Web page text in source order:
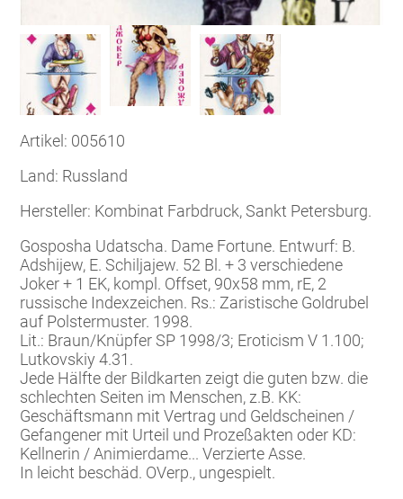
Artikel: 005610
Land: Russland
Hersteller: Kombinat Farbdruck, Sankt Petersburg.
Gosposha Udatscha. Dame Fortune. Entwurf: B.
Adshijew, E. Schiljajew. 52 Bl. + 3 verschiedene
Joker + 1 EK, kompl. Offset, 90x58 mm, rE, 2
russische Indexzeichen. Rs.: Zaristische Goldrubel
auf Polstermuster. 1998.
Lit.: Braun/Knüpfer SP 1998/3; Eroticism V 1.100;
Lutkovskiy 4.31.
Jede Hälfte der Bildkarten zeigt die guten bzw. die
schlechten Seiten im Menschen, z.B. KK:
Geschäftsmann mit Vertrag und Geldscheinen /
Gefangener mit Urteil und Prozeßakten oder KD:
Kellnerin / Animierdame... Verzierte Asse.
In leicht beschäd. OVerp., ungespielt.